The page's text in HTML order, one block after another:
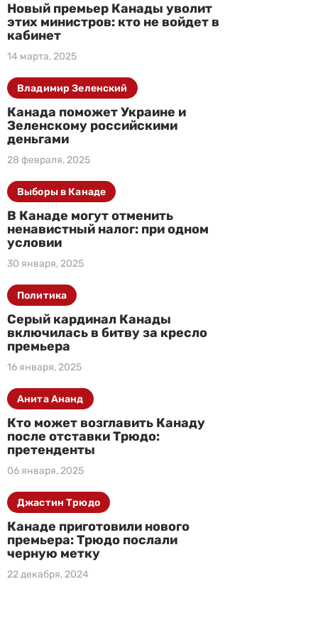
Новый премьер Канады уволит
этих министров: кто не войдет в
кабинет
14 марта, 2025
Канада поможет Украине и
Зеленскому российскими
деньгами
28 февраля, 2025
Владимир Зеленский
В Канаде могут отменить
ненавистный налог: при одном
условии
30 января, 2025
Выборы в Канаде
Серый кардинал Канады
включилась в битву за кресло
премьера
16 января, 2025
Политика
Кто может возглавить Канаду
после отставки Трюдо:
претенденты
06 января, 2025
Анита Ананд
Канаде приготовили нового
премьера: Трюдо послали
черную метку
22 декабря, 2024
Джастин Трюдо